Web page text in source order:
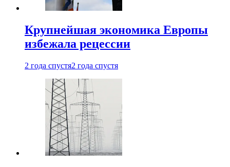
Крупнейшая экономика Европы
избежала рецессии
2 года спустя2 года спустя